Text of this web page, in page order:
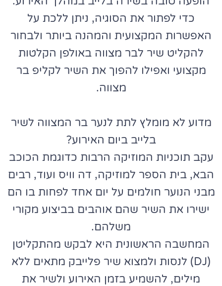
כדי לפתור את הסוגיה, ניתן ללכת על
האפשרות המקצועית והמהנה ביותר ולבחור
להקליט שיר לבר מצווה באולפן הקלטות
מקצועי ואפילו להפוך את השיר לקליפ בר
מצווה.
מדוע לא מומלץ לתת לנער בר המצווה לשיר
בלייב ביום האירוע?
עקב תוכניות המוזיקה הרבות כדוגמת הכוכב
הבא, בית הספר למוזיקה, דה וויס ועוד, רבים
מבני הנוער חולמים על יום אחד לפחות בו הם
ישירו את השיר שהם אוהבים בביצוע מקורי
משלהם.
המחשבה הראשונית היא לבקש מהתקליטן
(DJ) לנסות ולמצוא שיר פלייבק מתאים ללא
מילים, להשמיע בזמן האירוע ולשיר את